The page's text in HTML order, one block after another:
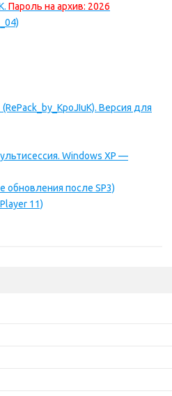
Пароль на архив: 2026
Версия для
Windows XP —
обновления после SP3)
11)